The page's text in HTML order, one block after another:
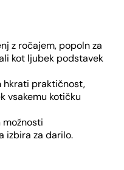
z ročajem, popoln za
kot ljubek podstavek
hkrati praktičnost,
vsakemu kotičku
izbira za darilo.